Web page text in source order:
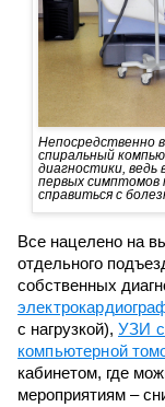
Непосредственно
спиральный
диагностики, ведь
первых симптомов
справиться с
Все нацелено на
отдельного
собственных
с нагрузкой), УЗИ
компьютерной
кабинетом, где
мероприятиям –